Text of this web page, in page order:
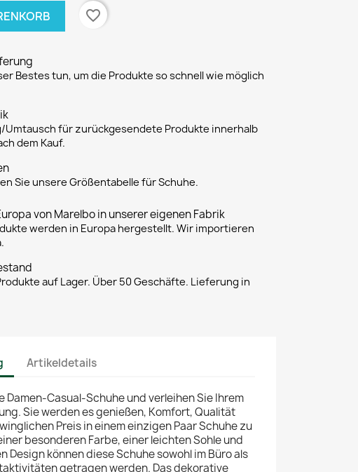
favorite_border
Bestes tun, um die Produkte so schnell wie möglich
Umtausch für zurückgesendete Produkte innerhalb
dem Kauf.
Sie unsere Größentabelle für Schuhe.
von Marelbo in unserer eigenen Fabrik
werden in Europa hergestellt. Wir importieren
auf Lager. Über 50 Geschäfte. Lieferung in
Artikeldetails
Damen-Casual-Schuhe und verleihen Sie Ihrem
Sie werden es genießen, Komfort, Qualität
Preis in einem einzigen Paar Schuhe zu
besonderen Farbe, einer leichten Sohle und
Design können diese Schuhe sowohl im Büro als
getragen werden. Das dekorative